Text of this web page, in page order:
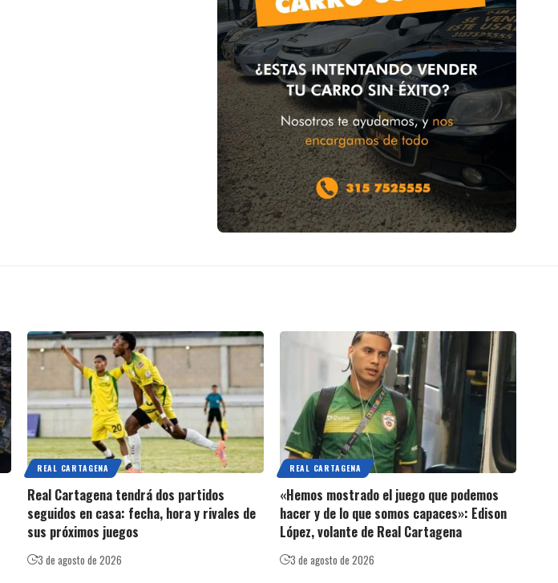
REAL CARTAGENA
Real Cartagena tendrá dos partidos
seguidos en casa: fecha, hora y rivales de
sus próximos juegos
3 de agosto de 2026
REAL CARTAGENA
«Hemos mostrado el juego que podemos
hacer y de lo que somos capaces»: Edison
López, volante de Real Cartagena
3 de agosto de 2026